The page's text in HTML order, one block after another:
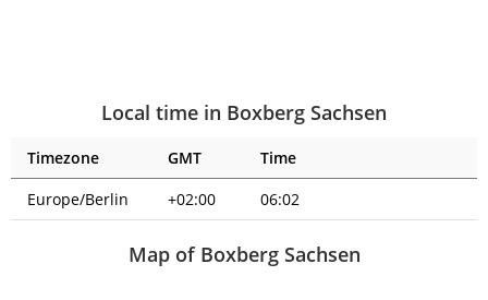
Local time in Boxberg Sachsen
Timezone GMT
Time
Europe/Berlin
+02:00 06:02
Map of Boxberg Sachsen